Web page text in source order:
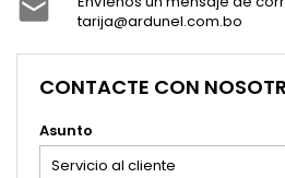

tarija@ardunel.com.bo
CONTACTE CON
Asunto